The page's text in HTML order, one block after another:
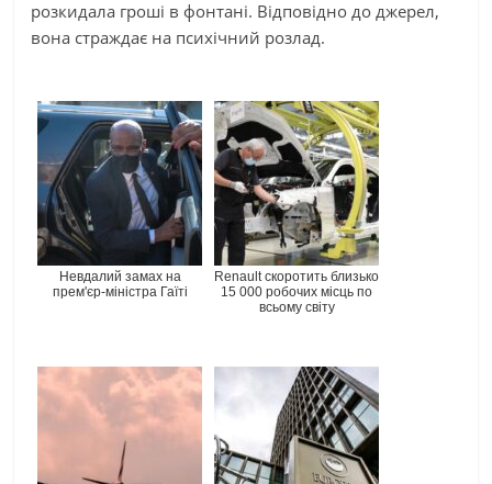
розкидала гроші в фонтані. Відповідно до джерел,
вона страждає на психічний розлад.
Невдалий замах на
прем'єр-міністра Гаїті
Renault скоротить близько
15 000 робочих місць по
всьому світу